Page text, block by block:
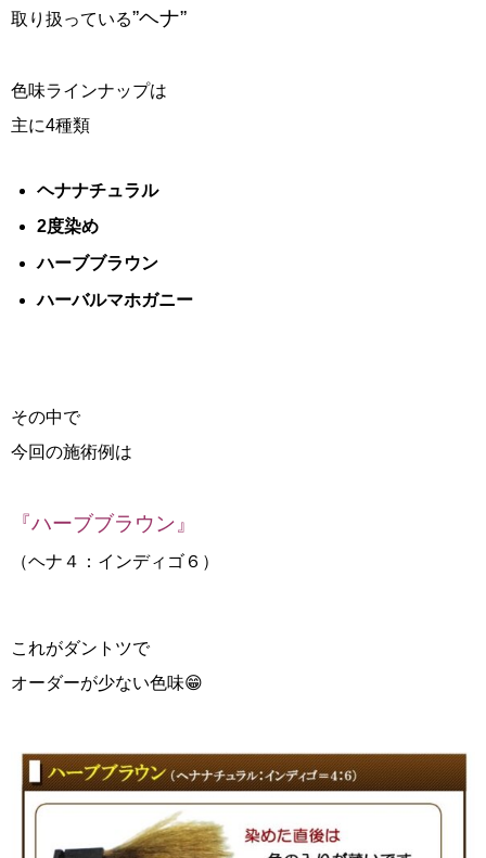
取り扱っている”ヘナ”
色味ラインナップは
主に4種類
ヘナナチュラル
2度染め
ハーブブラウン
ハーバルマホガニー
その中で
今回の施術例は
『ハーブブラウン』
（ヘナ４：インディゴ６）
これがダントツで
オーダーが少ない色味😁